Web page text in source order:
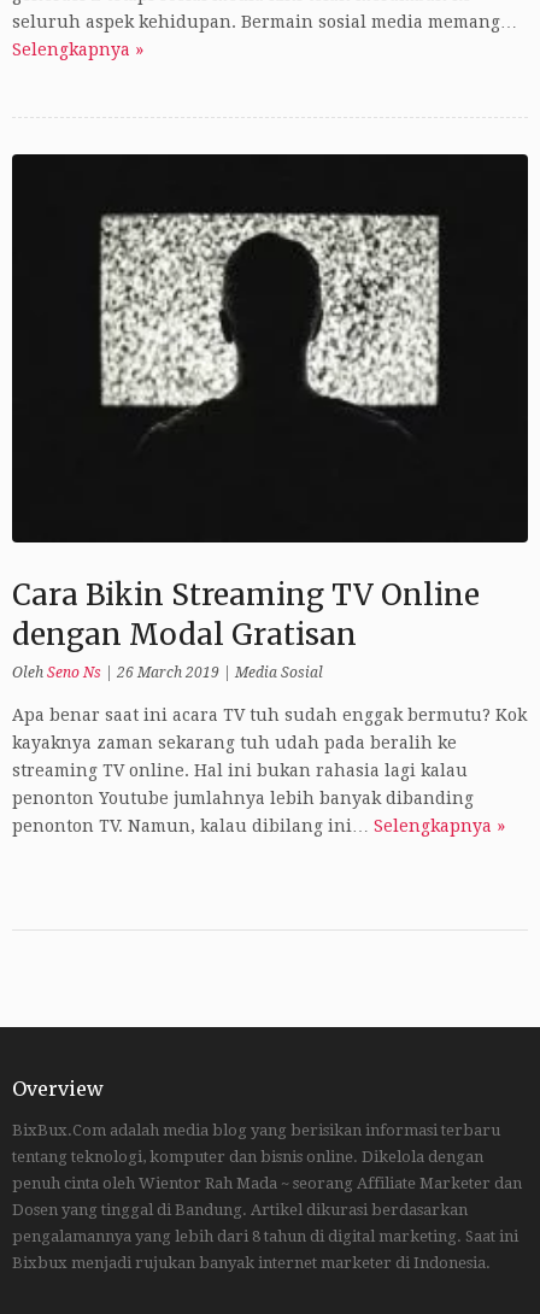
seluruh aspek kehidupan. Bermain sosial media memang…
Selengkapnya »
Cara Bikin Streaming TV Online
dengan Modal Gratisan
Oleh Seno Ns 26 March 2019 Media Sosial
Apa benar saat ini acara TV tuh sudah enggak bermutu? Kok
kayaknya zaman sekarang tuh udah pada beralih ke
streaming TV online. Hal ini bukan rahasia lagi kalau
penonton Youtube jumlahnya lebih banyak dibanding
penonton TV. Namun, kalau dibilang ini… Selengkapnya »
Overview
BixBux.Com adalah media blog yang berisikan informasi terbaru
tentang teknologi, komputer dan bisnis online. Dikelola dengan
penuh cinta oleh Wientor Rah Mada ~ seorang Affiliate Marketer dan
Dosen yang tinggal di Bandung. Artikel dikurasi berdasarkan
pengalamannya yang lebih dari 8 tahun di digital marketing. Saat ini
Bixbux menjadi rujukan banyak internet marketer di Indonesia.